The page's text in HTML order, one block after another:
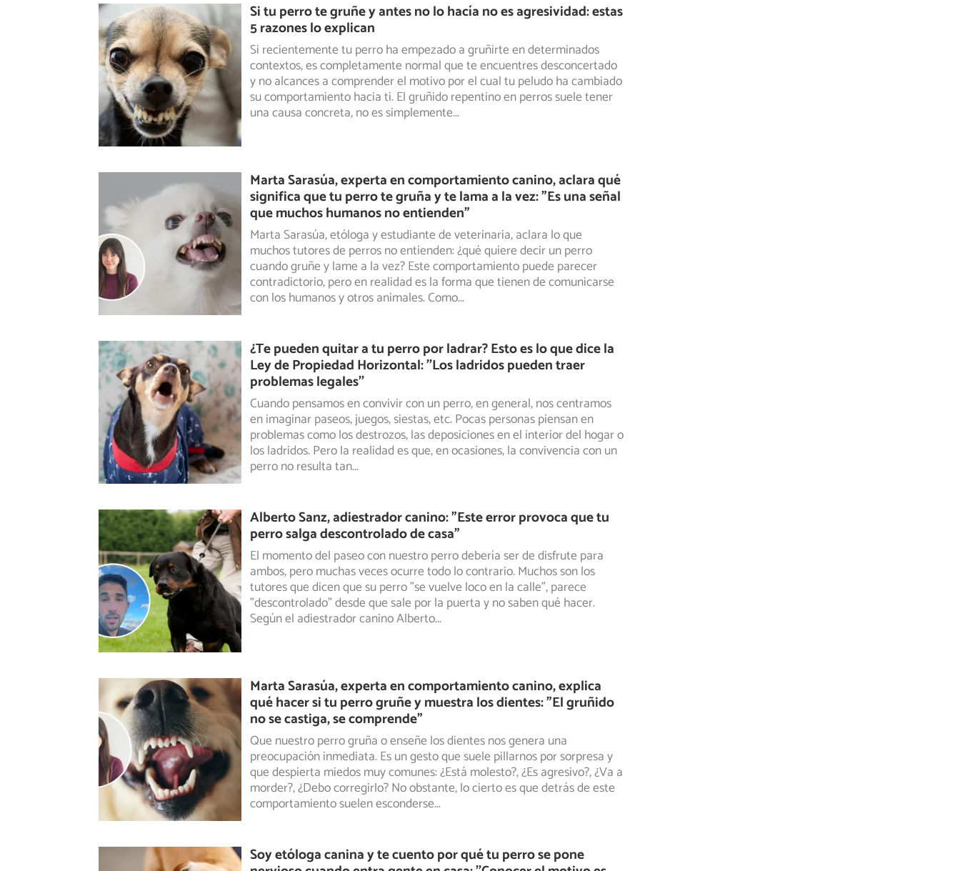
Si tu perro te gruñe y antes no lo hacía no es agresividad: estas
5 razones lo explican
Si recientemente tu perro ha empezado a gruñirte en determinados
contextos, es completamente normal que te encuentres desconcertado
y no alcancesa comprender el motivo por el cual tu peludo ha cambiado
su comportamiento hacia ti. El gruñido repentino en perros suele tener
una causa concreta, no es simplemente...
Marta Sarasúa, experta en comportamiento canino, aclara qué
significa que tu perro te gruña y te lama a la vez: "Es una señal
que muchos humanos no entienden"
Marta Sarasúa, etóloga y estudiante de veterinaria, aclara lo que
muchos tutores de perros no entienden: ¿qué quiere decir un perro
cuando gruñey lame a la vez? Este comportamiento puede parecer
contradictorio, pero en realidad es la forma que tienen de comunicarse
con los humanos y otros animales. Como...
¿Te pueden quitar a tu perro por ladrar? Esto es lo que dice la
Ley de Propiedad Horizontal: ''Los ladridos pueden traer
problemas legales''
Cuando pensamos en convivir con un perro, en general, nos centramos
en imaginar paseos, juegos, siestas, etc. Pocas personas piensan en
problemascomo los destrozos, las deposiciones en el interior del hogar o
los ladridos. Pero la realidad es que, en ocasiones, la convivencia con un
perro no resulta tan...
Alberto Sanz, adiestrador canino: "Este error provoca que tu
perro salga descontrolado de casa"
El momento del paseo con nuestro perro debería ser de disfrute para
ambos, pero muchas veces ocurre todo lo contrario. Muchos son los
tutoresque dicen que su perro "se vuelve loco en la calle", parece
"descontrolado" desde que sale por la puerta y no saben qué hacer.
Según el adiestrador canino Alberto...
Marta Sarasúa, experta en comportamiento canino, explica
qué hacer si tu perro gruñe y muestra los dientes: "El gruñido
no se castiga, se comprende"
Que nuestro perro gruña o enseñe los dientes nos genera una
preocupación inmediata. Es un gesto que suele pillarnos por sorpresa y
que despierta miedos muy comunes: ¿Está molesto?, ¿Es agresivo?, ¿Va a
morder?, ¿Debo corregirlo? No obstante, lo cierto es que detrás de este
comportamiento suelen esconderse...
Soy etóloga canina y te cuento por qué tu perro se pone